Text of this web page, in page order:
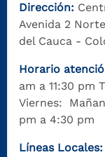
Dirección:
Avenida 2
del Cauca -
Horario
am a 11:30 pm
Viernes:
pm a 4:30 pm
Líneas Locales: